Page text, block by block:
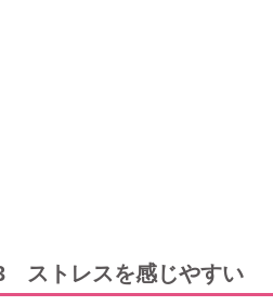
ストレスを感じやすい